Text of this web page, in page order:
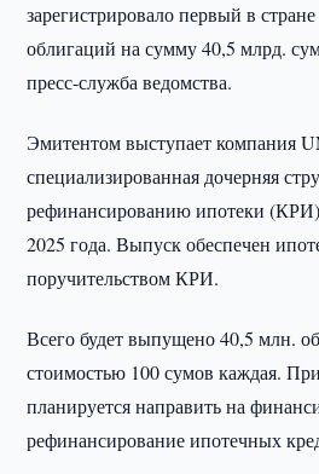
зарегистрировало первый в
облигаций на сумму 40,5 млрд.
пресс-служба ведомства.
Эмитентом выступает компания
специализированная дочерняя
рефинансированию ипотеки
2025 года. Выпуск обеспечен
поручительством КРИ.
Всего будет выпущено 40,5 млн.
стоимостью 100 сумов каждая.
планируется направить на
рефинансирование ипотечных